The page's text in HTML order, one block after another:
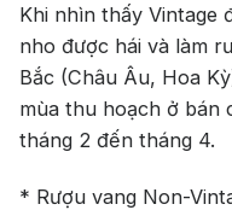
Khi nhìn thấy Vintage
nho được hái và làm
Bắc (Châu Âu, Hoa
mùa thu hoạch ở bán
tháng 2 đến tháng 4.
* Rượu vang Non-